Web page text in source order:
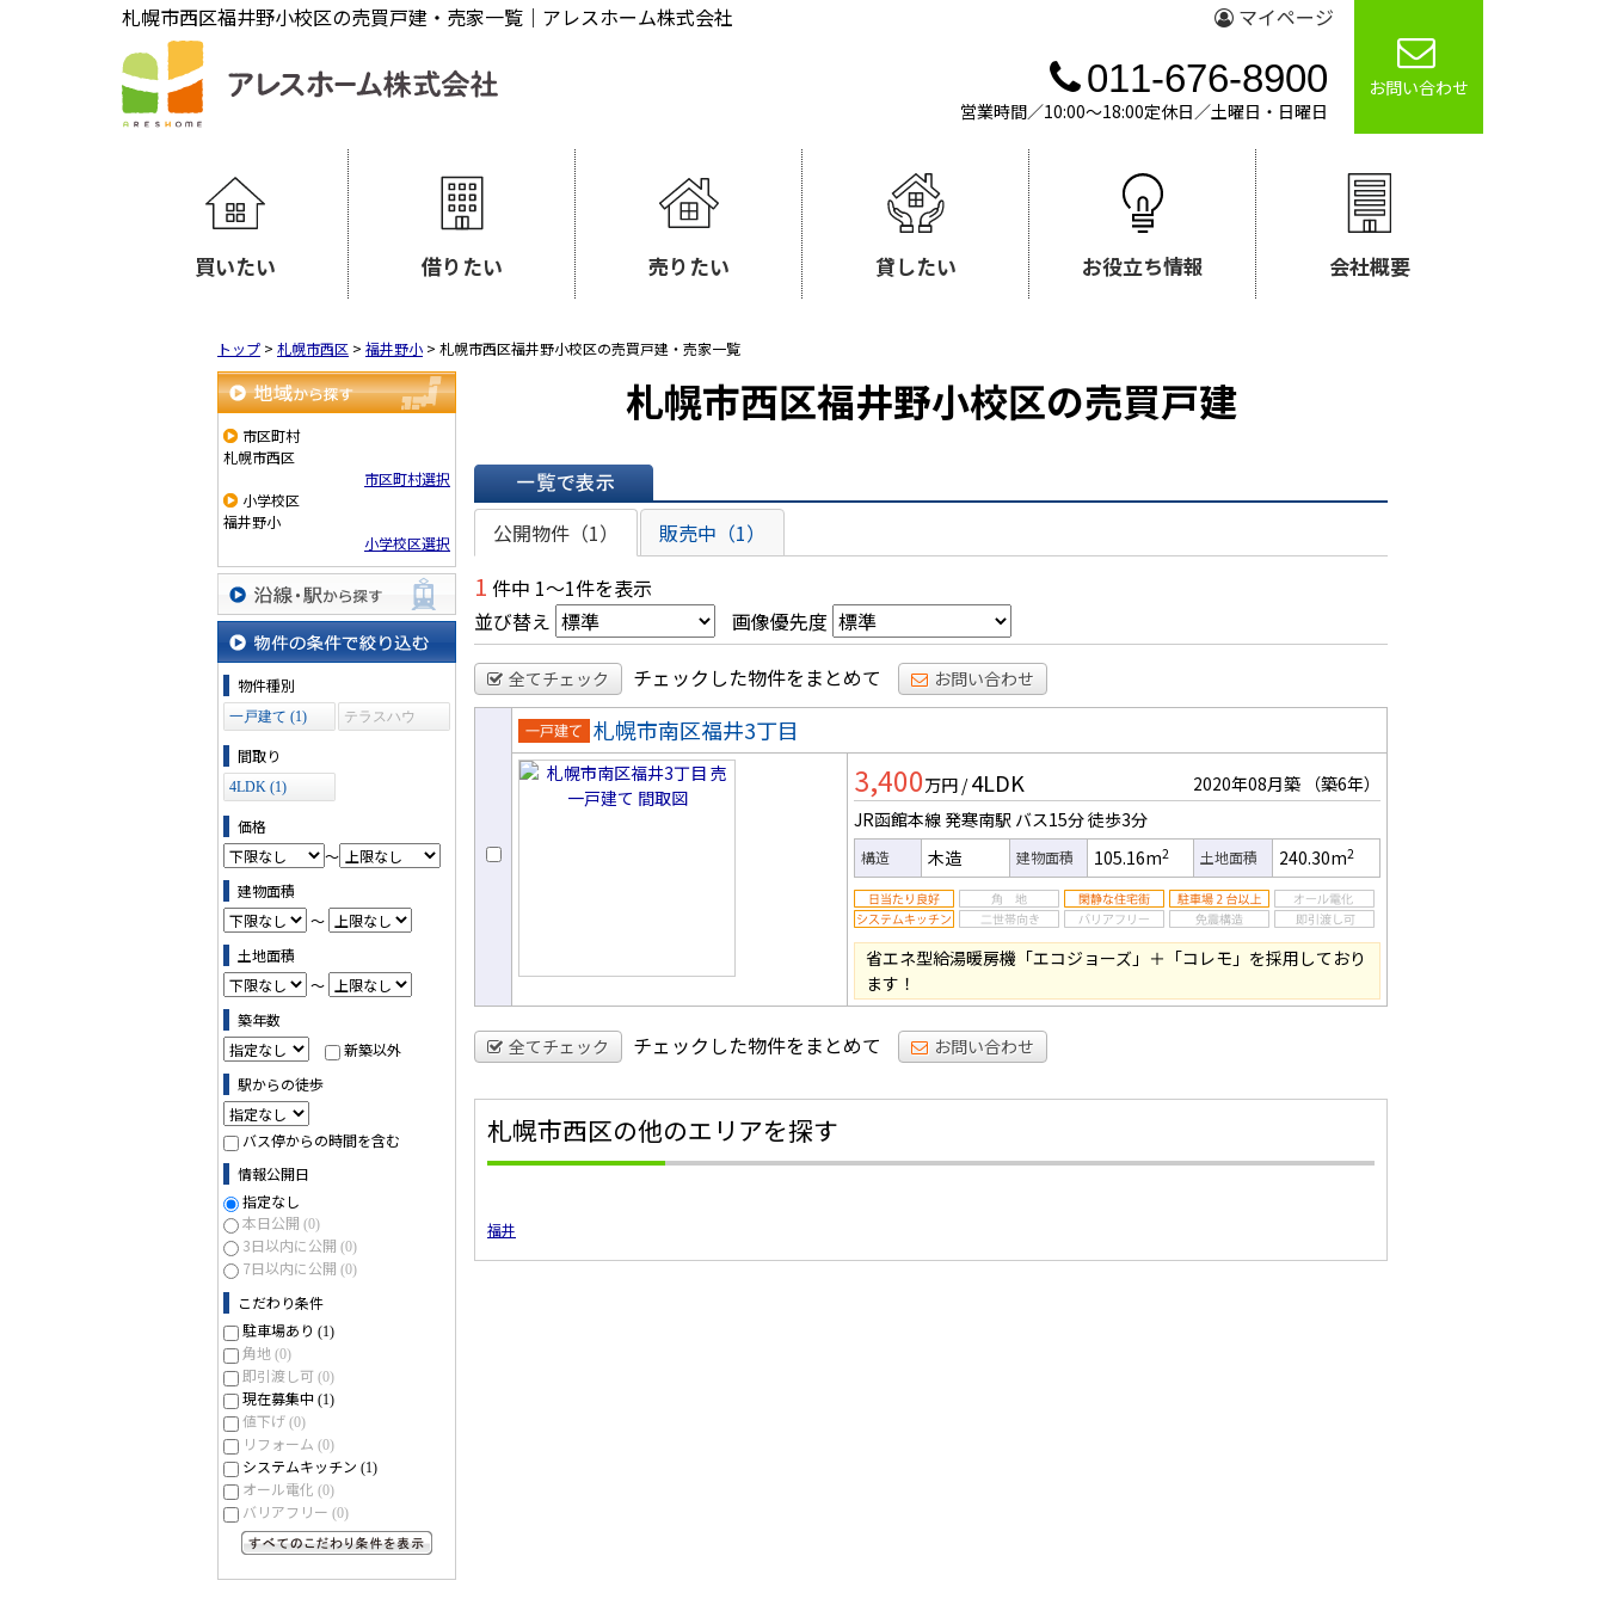
札幌市西区福井野小校区の売買戸建・売家一覧｜アレスホーム株式会社 マイページ
011-676-8900
営業時間／10:00～18:00定休日／土曜日・日曜日
お問い合わせ
買いたい 借りたい 売りたい 貸したい お役立ち情報 会社概要
トップ > 札幌市西区 > 福井野小 > 札幌市西区福井野小校区の売買戸建・売家一覧
地域から探す
市区町村
札幌市西区
市区町村選択
小学校区
福井野小
小学校区選択
沿線・駅から探す
物件の条件で絞り込む
物件種別
一戸建て (1)
テラスハウ
間取り
4LDK (1)
価格
～
建物面積
～
土地面積
～
築年数
新築以外
駅からの徒歩
バス停からの時間を含む
情報公開日
指定なし
本日公開 (0)
3日以内に公開 (0)
7日以内に公開 (0)
こだわり条件
駐車場あり (1)
角地 (0)
即引渡し可 (0)
現在募集中 (1)
値下げ (0)
リフォーム (0)
システムキッチン (1)
オール電化 (0)
バリアフリー (0)
札幌市西区福井野小校区の売買戸建
一覧で表示
公開物件（1） 販売中（1）
1 件中 1～1件を表示
並び替え
画像優先度
全てチェック チェックした物件をまとめて お問い合わせ
売一戸建
て
札幌市南区福井3丁目
3,400万円 / 4LDK 2020年08月築
（築6年）
JR函館本線 発寒南駅 バス15分徒歩3分
構造 木造 建物面積 105.16m2 土地面積 240.30m2
省エネ型給湯暖房機「エコジョーズ」＋「コレモ」を採用しており
ます！
全てチェック チェックした物件をまとめて お問い合わせ
札幌市西区の他のエリアを探す
福井